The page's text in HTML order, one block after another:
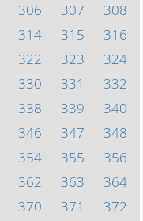
306 307
308
314 315
316
322 323
324
330 331
332
338 339
340
346 347
348
354 355
356
362 363
364
370 371 372